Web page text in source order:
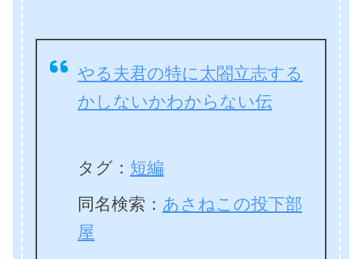
やる夫君の特に太閤立志する
かしないかわからない伝
タグ： 短編
同名検索： あさねこの投下部
屋